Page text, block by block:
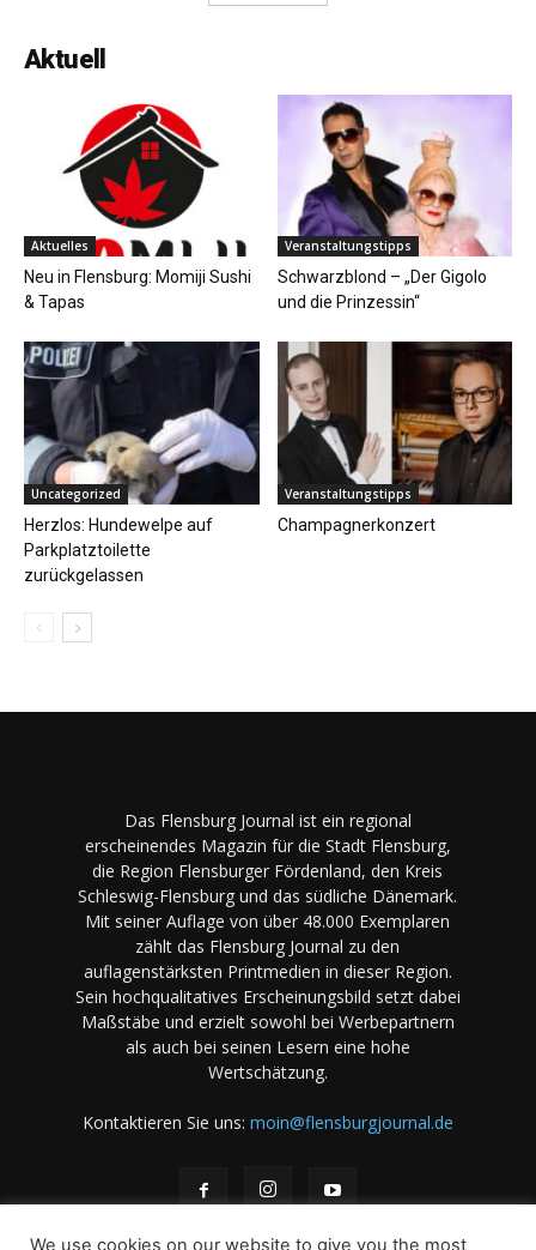
Aktuell
Aktuelles
Neu in Flensburg: Momiji Sushi
& Tapas
Veranstaltungstipps
Schwarzblond – „Der Gigolo
und die Prinzessin“
Uncategorized
Herzlos: Hundewelpe auf
Parkplatztoilette
zurückgelassen
Veranstaltungstipps
Champagnerkonzert
Das Flensburg Journal ist ein regional
erscheinendes Magazin für die Stadt Flensburg,
die Region Flensburger Fördenland, den Kreis
Schleswig-Flensburg und das südliche Dänemark.
Mit seiner Auflage von über 48.000 Exemplaren
zählt das Flensburg Journal zu den
auflagenstärksten Printmedien in dieser Region.
Sein hochqualitatives Erscheinungsbild setzt dabei
Maßstäbe und erzielt sowohl bei Werbepartnern
als auch bei seinen Lesern eine hohe
Wertschätzung.
Kontaktieren Sie uns: moin@flensburgjournal.de
We use cookies on our website to give you the most